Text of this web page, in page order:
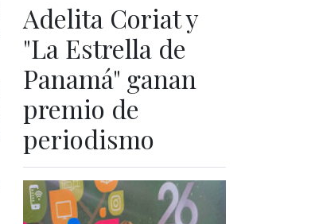
Adelita Coriat y
"La Estrella de
Panamá" ganan
premio de
periodismo